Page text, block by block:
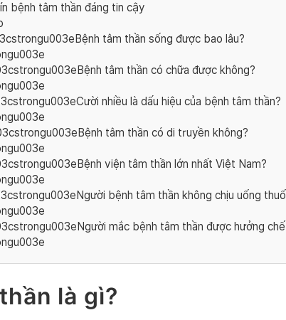
bệnh tâm thần đáng tin cậy
tâm thần sống được bao lâu?
tâm thần có chữa được không?
nhiều là dấu hiệu của bệnh tâm thần?
tâm thần có di truyền không?
viện tâm thần lớn nhất Việt Nam?
bệnh tâm thần không chịu uống
mắc bệnh tâm thần được hưởng
là gì?